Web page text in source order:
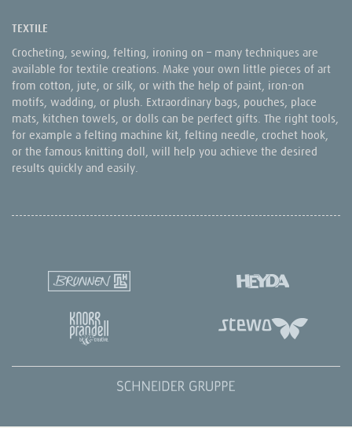
TEXTILE
Crocheting, sewing, felting, ironing on – many techniques are
available for textile creations. Make your own little pieces of art
from cotton, jute, or silk, or with the help of paint, iron-on
motifs, wadding, or plush. Extraordinary bags, pouches, place
mats, kitchen towels, or dolls can be perfect gifts. The right tools,
for example a felting machine kit, felting needle, crochet hook,
or the famous knitting doll, will help you achieve the desired
results quickly and easily.